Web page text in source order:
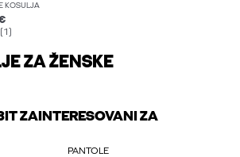
KOŠULJA
ZA ŽENSKE
ZAINTERESOVANI ZA
PANTOLE